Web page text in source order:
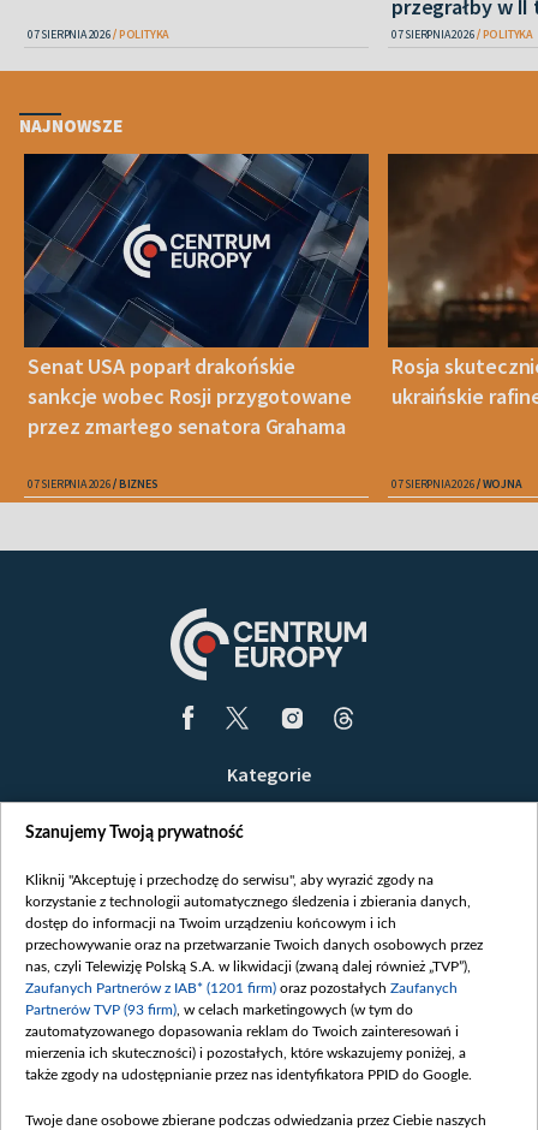
07 SIERPNIA 2026 POLITYKA
przegrałby w II
07 SIERPNIA 2026 POLITYKA
NAJNOWSZE
Senat USA poparł drakońskie
sankcje wobec Rosji przygotowane
przez zmarłego senatora Grahama
07 SIERPNIA 2026 BIZNES
Rosja
ukraińskie
07 SIERPNIA 2026 WOJNA
Kategorie
Opinie
Białoruś / Polska
Czytelnia
Centrum Europy
O nas
Kontakt
Informacje o nadawcy
Serwisy partnerskie
Szanujemy Twoją prywatność
Kliknij "Akceptuję i przechodzę do serwisu", aby wyrazić zgody na
korzystanie z technologii automatycznego śledzenia i zbierania danych,
dostęp do informacji na Twoim urządzeniu końcowym i ich
przechowywanie oraz na przetwarzanie Twoich danych osobowych przez
nas, czyli Telewizję Polską S.A. w likwidacji (zwaną dalej również „TVP”),
Zaufanych Partnerów z IAB* (1201 firm) oraz pozostałych Zaufanych
Partnerów TVP (93 firm) , w celach marketingowych (w tym do
zautomatyzowanego dopasowania reklam do Twoich zainteresowań i
mierzenia ich skuteczności) i pozostałych, które wskazujemy poniżej, a
także zgody na udostępnianie przez nas identyfikatora PPID do Google.
Twoje dane osobowe zbierane podczas odwiedzania przez Ciebie naszych